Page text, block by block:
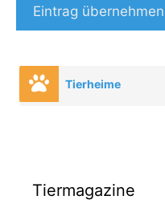
Eintrag übernehmen
Tierheime
Tiermagazine